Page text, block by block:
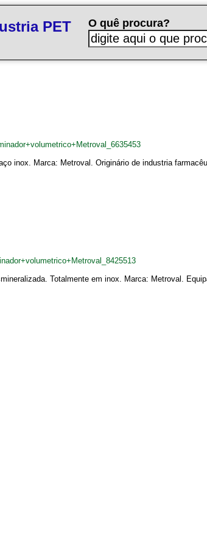
PET O quê procura?
inox. Marca: Metroval. Originário de industria
Totalmente em inox. Marca: Metroval.